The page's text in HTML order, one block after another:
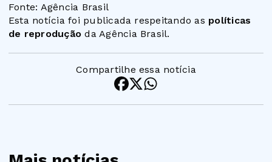
Fonte: Agência Brasil
Esta notícia foi publicada respeitando as políticas
de reprodução da Agência Brasil.
Compartilhe essa notícia